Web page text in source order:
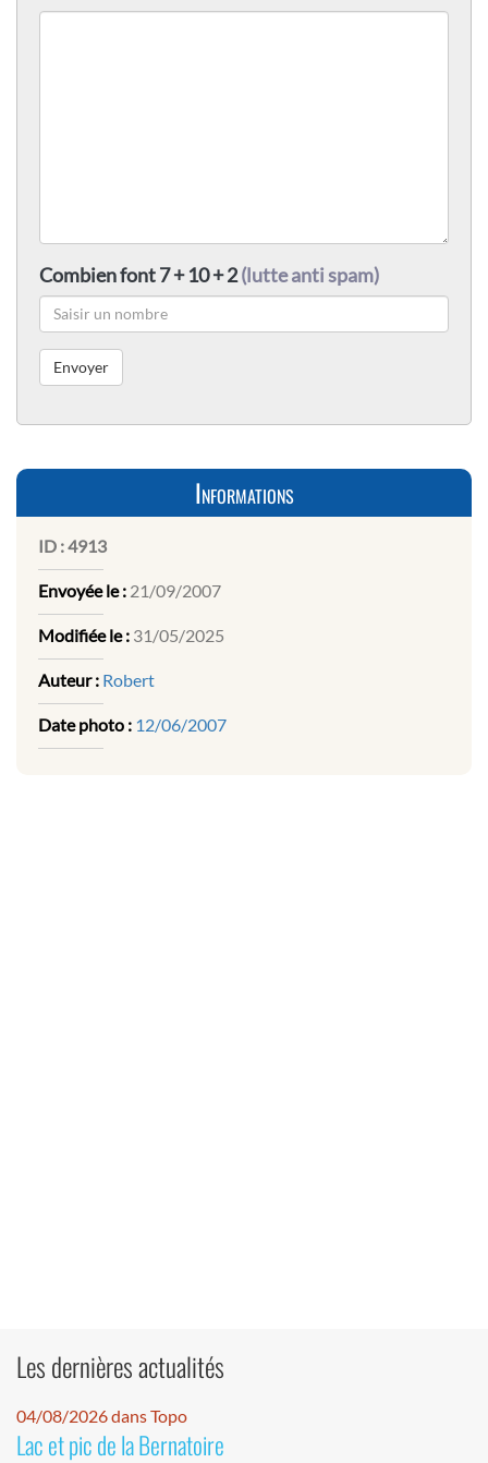
Combien font 7 + 10 + 2(lutte anti spam)
Informations
ID :4913
Envoyée le : 21/09/2007
Modifiée le : 31/05/2025
Auteur : Robert
Date photo : 12/06/2007
Les dernières actualités
04/08/2026 dans Topo
Lac et pic de la Bernatoire